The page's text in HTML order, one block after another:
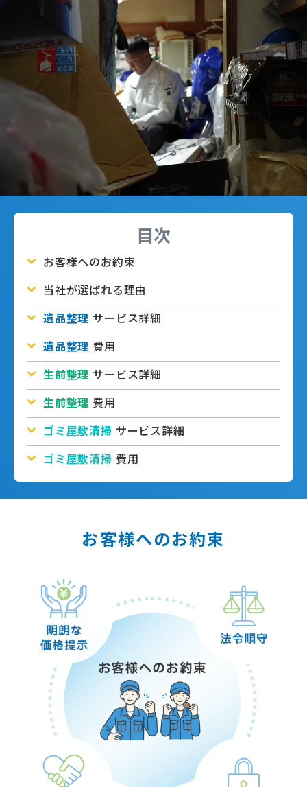
目次
お客様へのお約束
当社が選ばれる理由
遺品整理 サービス詳細
遺品整理 費用
生前整理 サービス詳細
生前整理 費用
ゴミ屋敷清掃 サービス詳細
ゴミ屋敷清掃 費用
お客様へのお約束